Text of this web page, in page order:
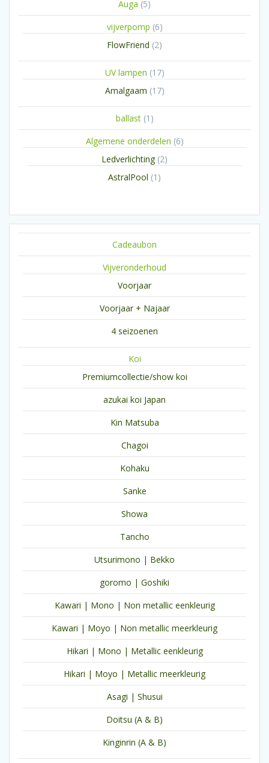
Auga 55
producten
vijverpomp 66
FlowFriend 22
UV lampen 1717
Amalgaam 1717
ballast 1 1
product
Algemene onderdelen 66
Ledverlichting 22
AstralPool 1 1
Cadeaubon
Vijveronderhoud
Voorjaar
Voorjaar + Najaar
4 seizoenen
Koi
Premiumcollectie/show koi
azukai koi Japan
Kin Matsuba
Chagoi
Kohaku
Sanke
Showa
Tancho
Utsurimono | Bekko
goromo | Goshiki
Kawari | Mono | Non metallic eenkleurig
Kawari | Moyo | Non metallic meerkleurig
Hikari | Mono | Metallic eenkleurig
Hikari | Moyo | Metallic meerkleurig
Asagi | Shusui
Doitsu (A & B)
Kinginrin (A & B)